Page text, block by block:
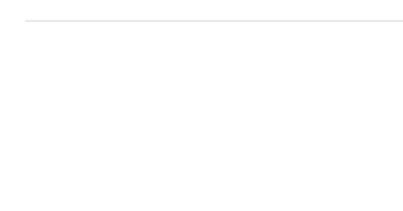
10시간 전 >'최고 37도' 폭염 지속…강원동해안 최대 150㎜ 비